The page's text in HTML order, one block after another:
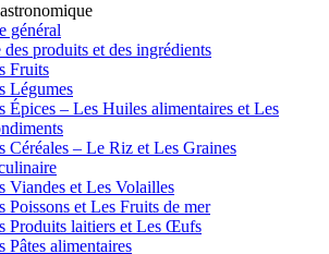
général
des produits et des ingrédients
Fruits
Légumes
Épices – Les Huiles alimentaires et Les
Céréales – Le Riz et Les Graines
Viandes et Les Volailles
Poissons et Les Fruits de mer
Produits laitiers et Les Œufs
Pâtes alimentaires